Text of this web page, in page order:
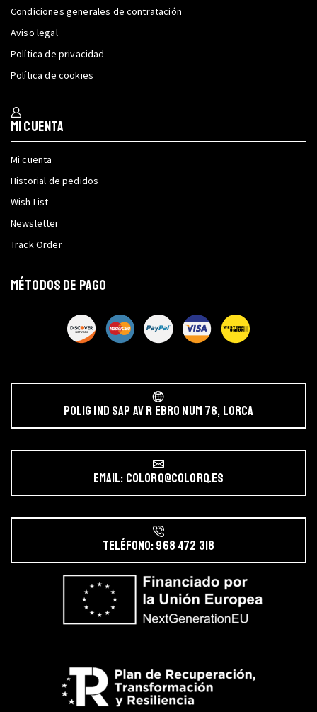
Condiciones generales de contratación
Aviso legal
Política de privacidad
Política de cookies
Mi cuenta
Mi cuenta
Historial de pedidos
Wish List
Newsletter
Track Order
MÉTODOS DE PAGO
POLIG IND SAP AV r EBRO NUM 76, LORCA
Email: colorq@colorq.es
Teléfono: 968 472 318